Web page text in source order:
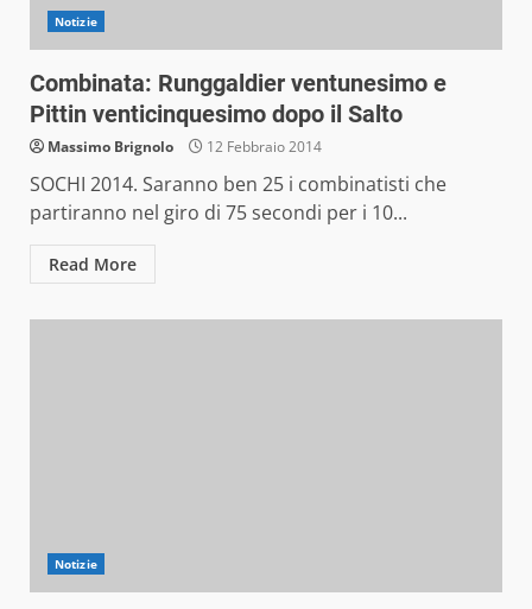
Notizie
Combinata: Runggaldier ventunesimo e
Pittin venticinquesimo dopo il Salto
Massimo Brignolo 12 Febbraio 2014
SOCHI 2014. Saranno ben 25 i combinatisti che
partiranno nel giro di 75 secondi per i 10...
Read More
Notizie